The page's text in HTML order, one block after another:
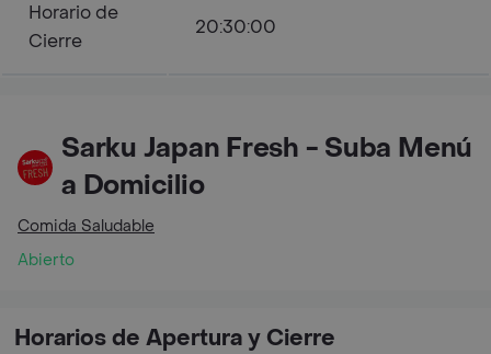
Horario de
Cierre
20:30:00
Sarku Japan Fresh - Suba Menú
a Domicilio
Comida Saludable
Abierto
Horarios de Apertura y Cierre